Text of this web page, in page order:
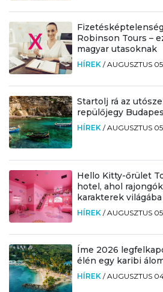
Robinson Tours –
magyar utasoknak
HÍREK /AUGUSZTUS
Startolj rá az
repülőjegy
HÍREK /AUGUSZTUS 05.
Hello Kitty-őrület
hotel, ahol
karakterek világába
HÍREK /AUGUSZTUS 05.
Íme 2026
élén egy karibi
HÍREK /AUGUSZTUS